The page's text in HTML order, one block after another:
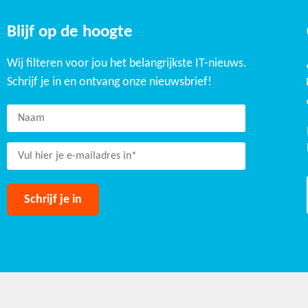
Blijf op de hoogte
Wij filteren voor jou het belangrijkste IT-nieuws.
Schrijf je in en ontvang onze nieuwsbrief!